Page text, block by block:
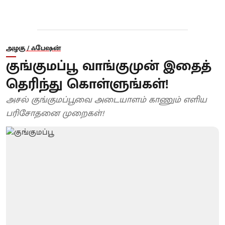
அழகு / ஃபேஷன்
குங்குமப்பூ வாங்குமுன் இதைத்
தெரிந்து கொள்ளுங்கள்!
அசல் குங்குமப்பூவை அடையாளம் காணும் எளிய
பரிசோதனை முறைகள்!